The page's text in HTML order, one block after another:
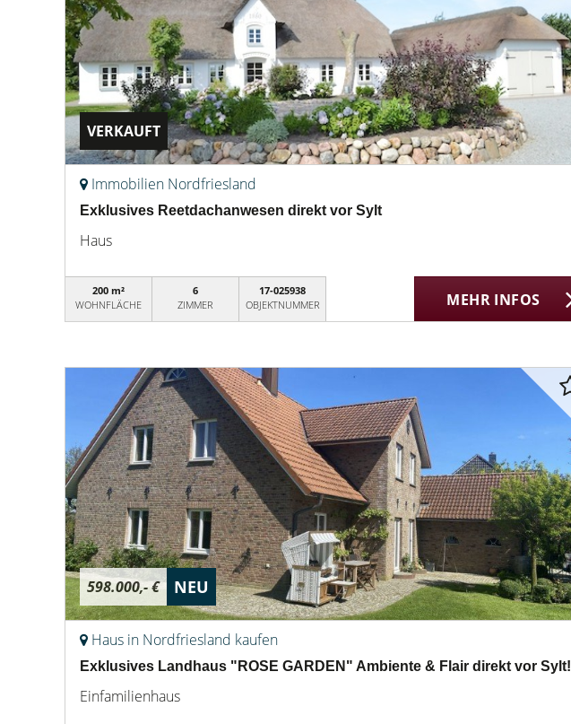
VERKAUFT
Immobilien Nordfriesland
Exklusives Reetdachanwesen direkt vor Sylt
Haus
200 m²
WOHNFLÄCHE
6
ZIMMER
17-025938
OBJEKTNUMMER
MEHR INFOS
598.000,- € NEU
Haus in Nordfriesland kaufen
Exklusives Landhaus "ROSE GARDEN" Ambiente & Flair direkt vor Sylt!
Einfamilienhaus